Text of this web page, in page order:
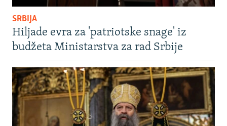
SRBIJA
Hiljade evra za 'patriotske snage' iz
budžeta Ministarstva za rad Srbije